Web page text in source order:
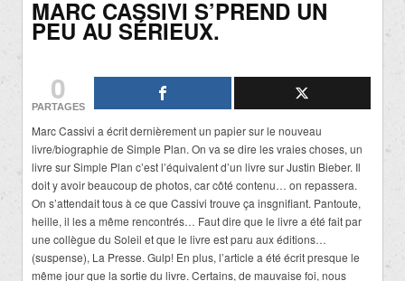
MARC CASSIVI S’PREND UN
PEU AU SÉRIEUX.
0
PARTAGES
Marc Cassivi a écrit dernièrement un papier sur le nouveau
livre/biographie de Simple Plan. On va se dire les vraies choses, un
livre sur Simple Plan c’est l’équivalent d’un livre sur Justin Bieber. Il
doit y avoir beaucoup de photos, car côté contenu… on repassera.
On s’attendait tous à ce que Cassivi trouve ça insgnifiant. Pantoute,
heille, il les a même rencontrés… Faut dire que le livre a été fait par
une collègue du Soleil et que le livre est paru aux éditions…
(suspense), La Presse. Gulp! En plus, l’article a été écrit presque le
même jour que la sortie du livre. Certains, de mauvaise foi, nous